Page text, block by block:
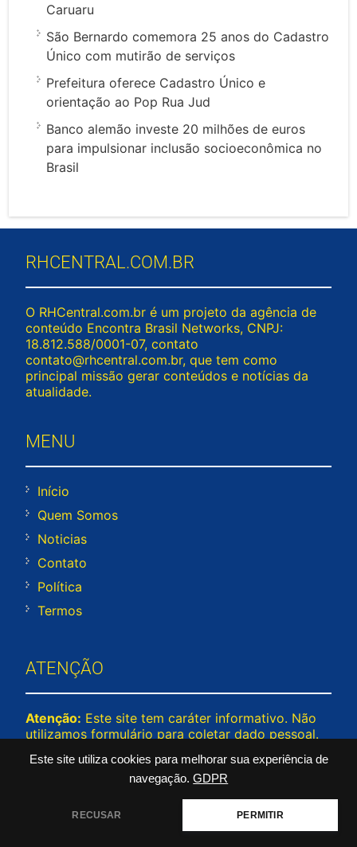
Este site utiliza cookies para melhorar sua experiência de
navegação. GDPR
RECUSAR PERMITIR
Caruaru
São Bernardo comemora 25 anos do Cadastro
Único com mutirão de serviços
Prefeitura oferece Cadastro Único e
orientação ao Pop Rua Jud
Banco alemão investe 20 milhões de euros
para impulsionar inclusão socioeconômica no
Brasil
RHCENTRAL.COM.BR
O RHCentral.com.br é um projeto da agência de
conteúdo Encontra Brasil Networks, CNPJ:
18.812.588/0001-07, contato
contato@rhcentral.com.br, que tem como
principal missão gerar conteúdos e notícias da
atualidade.
MENU
Início
Quem Somos
Noticias
Contato
Política
Termos
ATENÇÃO
Atenção: Este site tem caráter informativo. Não
utilizamos formulário para coletar dado pessoal.
nenhuma empresa ou programa citado no
conteúdo deste site. © 2026 cadunico.org –
Todos os direitos reservados.